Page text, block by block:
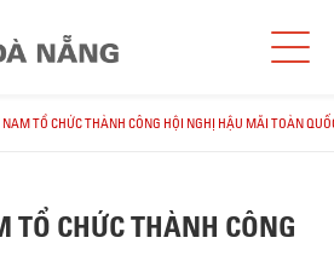
TỔ CHỨC THÀNH CÔNG HỘI NGHỊ HẬU MÃI TOÀN
TỔ CHỨC THÀNH CÔNG